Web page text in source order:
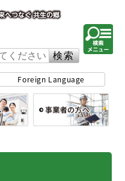
Foreign Language